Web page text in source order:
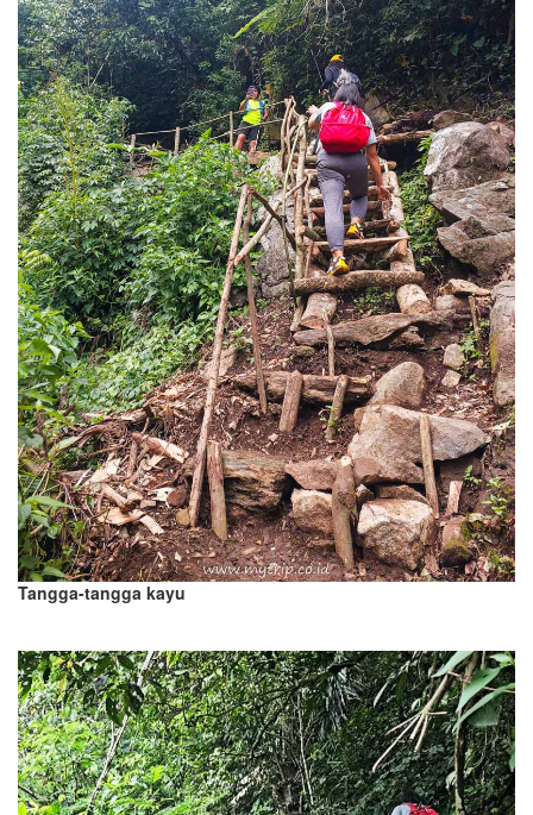
Tangga-tangga kayu